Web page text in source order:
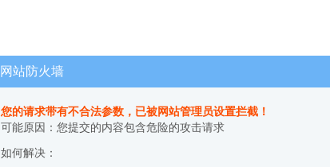
网站防火墙
您的请求带有不合法参数，已被网站管理员设置拦截！
可能原因：您提交的内容包含危险的攻击请求
如何解决：